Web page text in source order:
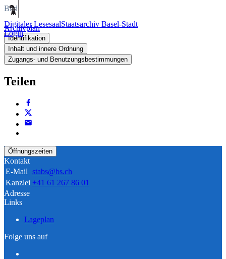
Digitaler LesesaalStaatsarchiv Basel-Stadt
Login
Bild
Archivplan
Identifikation
Inhalt und innere Ordnung
Zugangs- und Benutzungsbestimmungen
Teilen
Öffnungszeiten
Kontakt
E-Mail stabs@bs.ch
Kanzlei +41 61 267 86 01
Adresse
Links
Lageplan
Folge uns auf